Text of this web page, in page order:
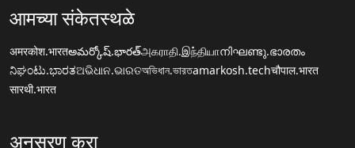
आमच्या संकेतस्थळे
अमरकोश.भारतఅమర్కోష్.భారత్அகராதி.இந்தியாനിഘണ്ടു.ഭാരതം
ನಿಘಂಟು.ಭಾರತଅଭିଧାନ.ଭାରତঅভিধান.ভারতamarkosh.techचौपाल.भारत
सारथी.भारत
अनुसरण करा